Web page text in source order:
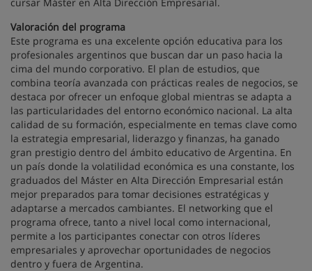
Valoración del programa
Este programa es una excelente opción educativa para los
profesionales argentinos que buscan dar un paso hacia la
cima del mundo corporativo. El plan de estudios, que
combina teoría avanzada con prácticas reales de negocios, se
destaca por ofrecer un enfoque global mientras se adapta a
las particularidades del entorno económico nacional. La alta
calidad de su formación, especialmente en temas clave como
la estrategia empresarial, liderazgo y finanzas, ha ganado
gran prestigio dentro del ámbito educativo de Argentina. En
un país donde la volatilidad económica es una constante, los
graduados del Máster en Alta Dirección Empresarial están
mejor preparados para tomar decisiones estratégicas y
adaptarse a mercados cambiantes. El networking que el
programa ofrece, tanto a nivel local como internacional,
permite a los participantes conectar con otros líderes
empresariales y aprovechar oportunidades de negocios
dentro y fuera de Argentina.